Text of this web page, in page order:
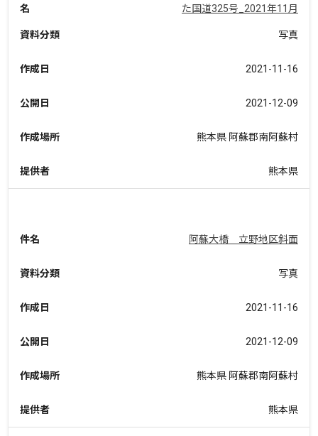
名
た国道325号_2021年11月
資料分類 写真
作成日 2021-11-16
公開日 2021-12-09
作成場所 熊本県 阿蘇郡南阿蘇村
提供者 熊本県
件名 阿蘇大橋 立野地区斜面
資料分類 写真
作成日 2021-11-16
公開日 2021-12-09
作成場所 熊本県 阿蘇郡南阿蘇村
提供者 熊本県